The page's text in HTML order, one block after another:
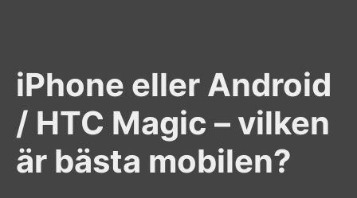
iPhone eller Android
/ HTC Magic – vilken
är bästa mobilen?